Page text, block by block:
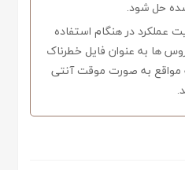
حل شود.
عملکرد در هنگام استفاده
ها به عنوان فایل خطرناک
مواقع به صورت موقت آنتی